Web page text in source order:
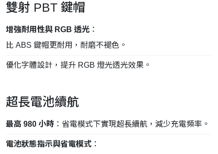
雙射 PBT 鍵帽
增強耐用性與 RGB 透光 ：
比 ABS 鍵帽更耐用，耐磨不褪色。
優化字體設計，提升 RGB 燈光透光效果。
超長電池續航
最高 980 小時 ：省電模式下實現超長續航，減少充電頻率。
電池狀態指示與省電模式 ：